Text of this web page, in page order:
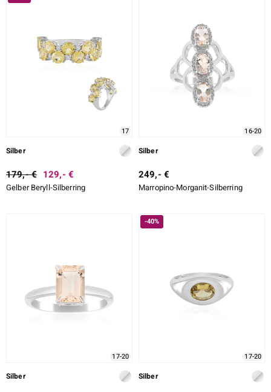
SCHLIFF DETAILLIERT
FASSUNG
17
Silber
179,- € 129,- €
Gelber Beryll-Silberring
16-20
Silber
249,- €
Marropino-Morganit-Silberring
17-20
Silber
-40%
17-20
Silber